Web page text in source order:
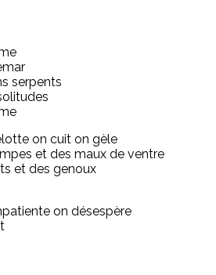
serpents
on cuit on gèle
et des maux de ventre
et des genoux
on désespère